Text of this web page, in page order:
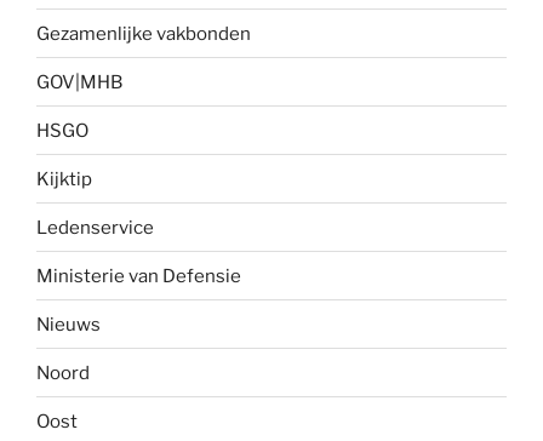
Gezamenlijke vakbonden
GOV|MHB
HSGO
Kijktip
Ledenservice
Ministerie van Defensie
Nieuws
Noord
Oost